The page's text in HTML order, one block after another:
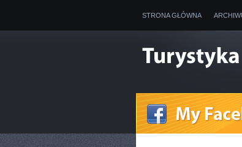
STRONA GŁÓWNA